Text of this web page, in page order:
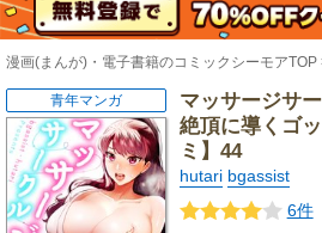
漫画(まんが)・電子書籍のコミックシーモアTOP
マッサージサ
絶頂に導くゴ
ミ】44
hutari bgassist
6件
青年マンガ